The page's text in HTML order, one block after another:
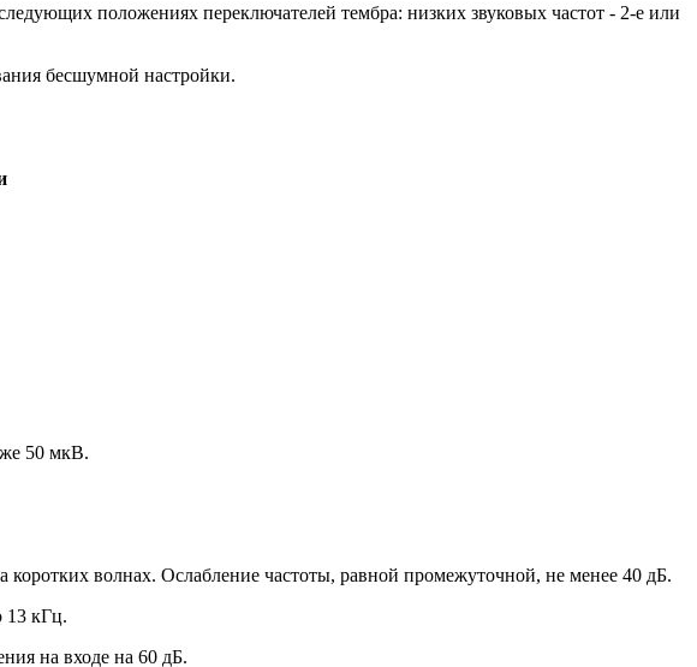
положениях переключателей тембра: низких звуковых частот - 2-е или
бесшумной настройки.
50 мкВ.
волнах. Ослабление частоты, равной промежуточной, не менее 40 дБ.
13 кГц.
на входе на 60 дБ.